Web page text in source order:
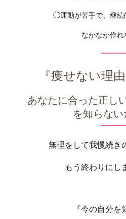
◯運動が苦手で、継続
なかなか作れ
『痩せない理
あなたに合った正し
を知らない
無理をして我慢続き
もう終わりにし
『今の自分を